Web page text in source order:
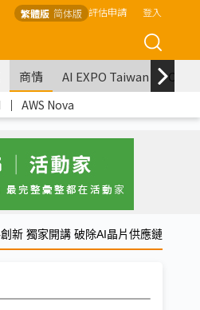
繁體版 简体版 評估申請 登入
商情 AI EXPO Taiwan
｜ AWS Nova
新 獨家開講 破除AI晶片供應鏈